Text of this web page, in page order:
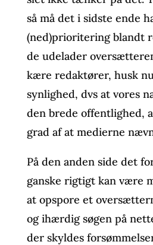
så må det i sidste ende
(ned)prioritering blandt
de udelader
kære redaktører, husk
synlighed, dvs at vores
den brede offentlighed,
grad af at medierne
På den anden side det
ganske rigtigt kan være
at opspore et
og ihærdig søgen på
der skyldes